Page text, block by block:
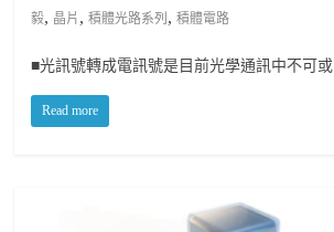
毅, 晶片 ,積體光路系列 ,積體電路
■光訊號轉成電訊號是目前光學通訊中不可或
Read more